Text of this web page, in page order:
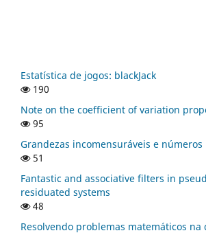
Estatística de jogos: blackJack
190
Note on the coefficient of variation
95
Grandezas incomensuráveis e
51
Fantastic and associative filters in
residuated systems
48
Resolvendo problemas matemáticos na